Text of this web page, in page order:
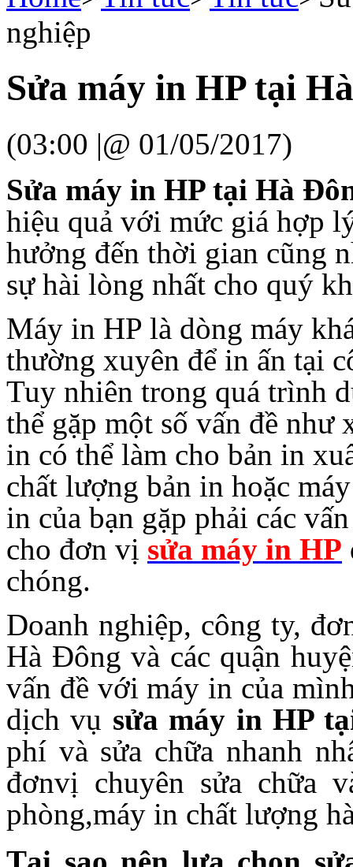
nghiệp
Sửa máy in HP tại
(03:00 |@ 01/05/2017)
Sửa máy in HP tại Hà
hiệu quả với mức giá hợp
hưởng đến thời gian cũng
sự hài lòng nhất cho quý
Máy in HP là dòng máy
thường xuyên để in ấn tại
Tuy nhiên trong quá trình
thể gặp một số vấn đề
in có thể làm cho bản in
chất lượng bản in hoặc
in của bạn gặp phải các
cho đơn vị sửa máy in HP
chóng.
Doanh nghiệp, công ty,
Hà Đông và các quận
vấn đề với máy in của
dịch vụ sửa máy in HP
phí và sửa chữa nhanh
đơnvị chuyên sửa chữa
phòng,máy in chất lượng